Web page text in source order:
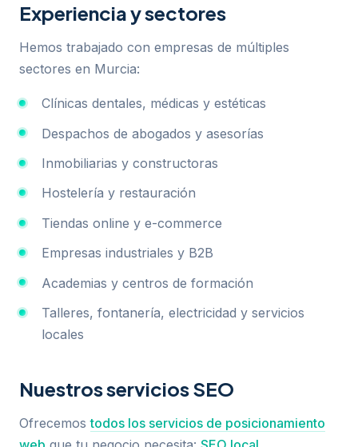
Experiencia y sectores
Hemos trabajado con empresas de múltiples
sectores en Murcia:
Clínicas dentales, médicas y estéticas
Despachos de abogados y asesorías
Inmobiliarias y constructoras
Hostelería y restauración
Tiendas online y e-commerce
Empresas industriales y B2B
Academias y centros de formación
Talleres, fontanería, electricidad y servicios
locales
Nuestros servicios SEO
Ofrecemostodos los servicios de posicionamiento